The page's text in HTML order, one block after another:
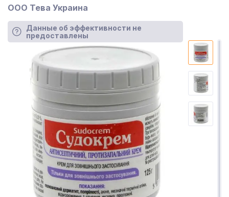
ООО Тева Украина
Данные об эффективности не
предоставлены